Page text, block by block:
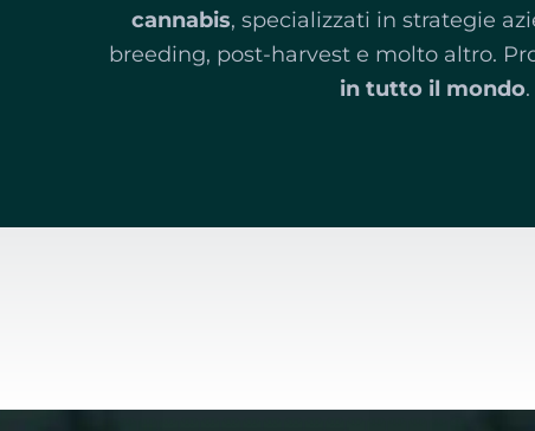
cannabis, specializzati in strategie
breeding, post-harvest e molto altro.
in tutto il mondo.